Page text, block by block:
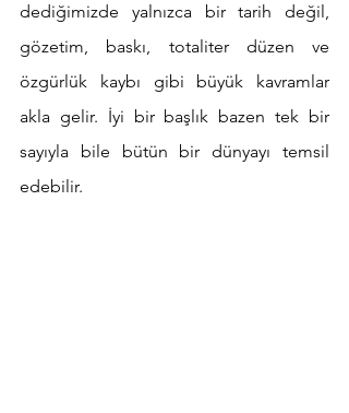
dediğimizde yalnızca bir tarih değil,
gözetim, baskı, totaliter düzen ve
özgürlük kaybı gibi büyük kavramlar
akla gelir. İyi bir başlık bazen tek bir
sayıyla bile bütün bir dünyayı temsil
edebilir.